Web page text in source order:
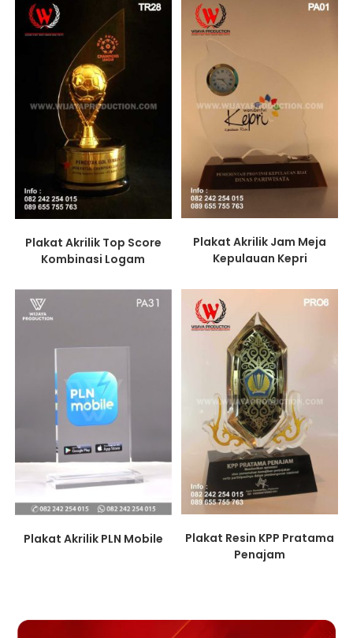
Plakat Akrilik Top Score
Kombinasi Logam
Plakat Akrilik Jam Meja
Kepulauan Kepri
Plakat Akrilik PLN Mobile
Plakat Resin KPP Pratama
Penajam